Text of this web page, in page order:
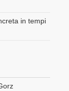
in tempi